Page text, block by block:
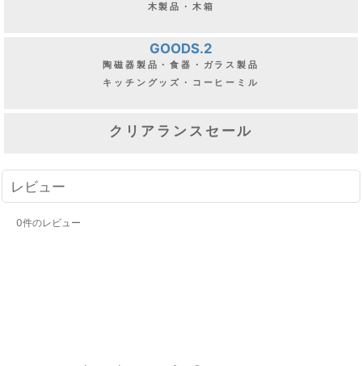
木製品・木箱
GOODS.2
陶磁器製品・食器・ガラス製品
キッチングッズ・コーヒーミル
クリアランスセール
レビュー
0件のレビュー